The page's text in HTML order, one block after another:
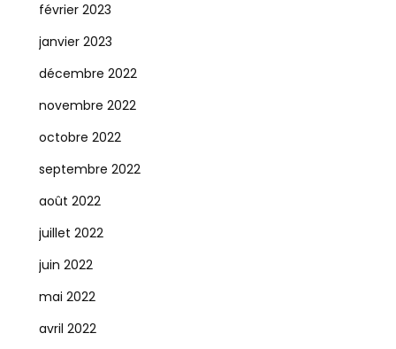
février 2023
janvier 2023
décembre 2022
novembre 2022
octobre 2022
septembre 2022
août 2022
juillet 2022
juin 2022
mai 2022
avril 2022